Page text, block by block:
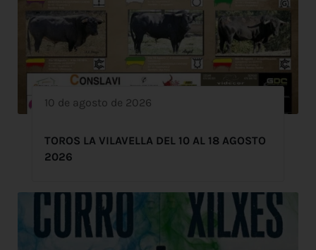
10 de agosto de 2026
TOROS LA VILAVELLA DEL 10 AL 18 AGOSTO
2026